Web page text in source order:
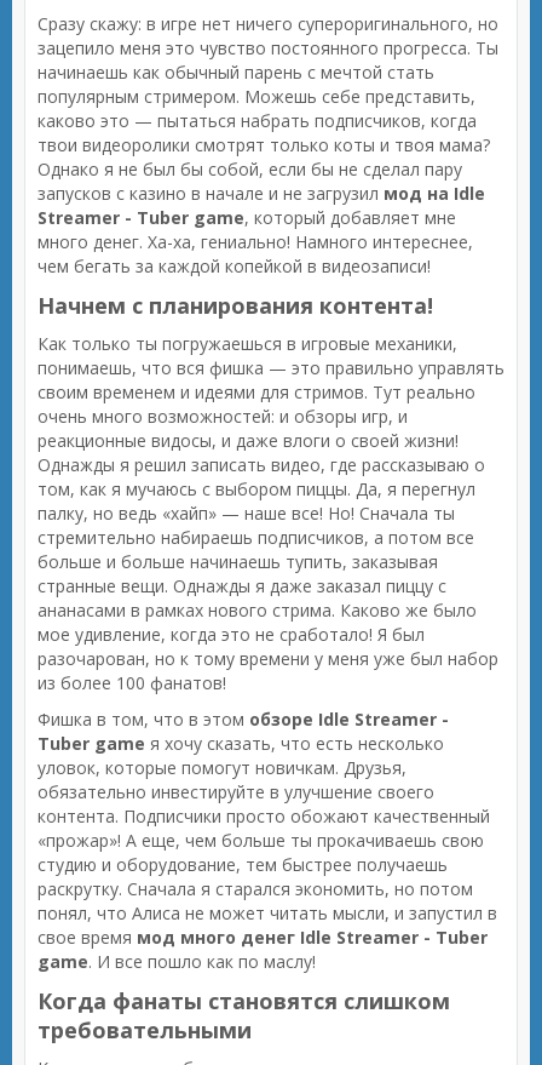
Сразу скажу: в игре нет ничего супероригинального, но
зацепило меня это чувство постоянного прогресса. Ты
начинаешь как обычный парень с мечтой стать
популярным стримером. Можешь себе представить,
каково это — пытаться набрать подписчиков, когда
твои видеоролики смотрят только коты и твоя мама?
Однако я не был бы собой, если бы не сделал пару
запусков с казино в начале и не загрузил мод на Idle
Streamer - Tuber game, который добавляет мне
много денег. Ха-ха, гениально! Намного интереснее,
чем бегать за каждой копейкой в видеозаписи!
Начнем с планирования контента!
Как только ты погружаешься в игровые механики,
понимаешь, что вся фишка — это правильно управлять
своим временем и идеями для стримов. Тут реально
очень много возможностей: и обзоры игр, и
реакционные видосы, и даже влоги о своей жизни!
Однажды я решил записать видео, где рассказываю о
том, как я мучаюсь с выбором пиццы. Да, я перегнул
палку, но ведь «хайп» — наше все! Но! Сначала ты
стремительно набираешь подписчиков, а потом все
больше и больше начинаешь тупить, заказывая
странные вещи. Однажды я даже заказал пиццу с
ананасами в рамках нового стрима. Каково же было
мое удивление, когда это не сработало! Я был
разочарован, но к тому времени у меня уже был набор
из более 100 фанатов!
Фишка в том, что в этом обзоре Idle Streamer -
Tuber game я хочу сказать, что есть несколько
уловок, которые помогут новичкам. Друзья,
обязательно инвестируйте в улучшение своего
контента. Подписчики просто обожают качественный
«прожар»! А еще, чем больше ты прокачиваешь свою
студию и оборудование, тем быстрее получаешь
раскрутку. Сначала я старался экономить, но потом
понял, что Алиса не может читать мысли, и запустил в
свое время мод много денег Idle Streamer - Tuber
game. И все пошло как по маслу!
Когда фанаты становятся слишком
требовательными